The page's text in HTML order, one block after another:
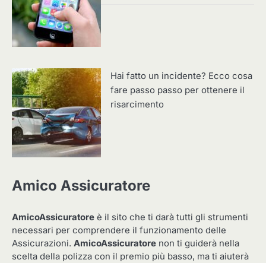
Hai fatto un incidente? Ecco cosa
fare passo passo per ottenere il
risarcimento
Amico Assicuratore
AmicoAssicuratore è il sito che ti darà tutti gli strumenti
necessari per comprendere il funzionamento delle
Assicurazioni. AmicoAssicuratore non ti guiderà nella
scelta della polizza con il premio più basso, ma ti aiuterà